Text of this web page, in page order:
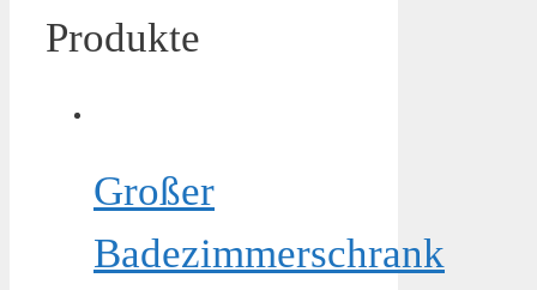
Produkte
Großer
Badezimmerschrank